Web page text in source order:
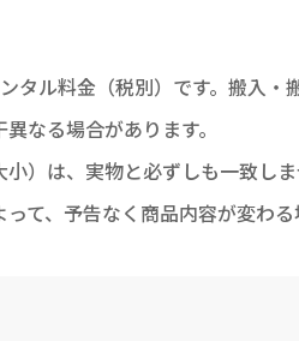
タル料金（税別）です。搬入・
なる場合があります。
）は、実物と必ずしも一致しま
て、予告なく商品内容が変わる